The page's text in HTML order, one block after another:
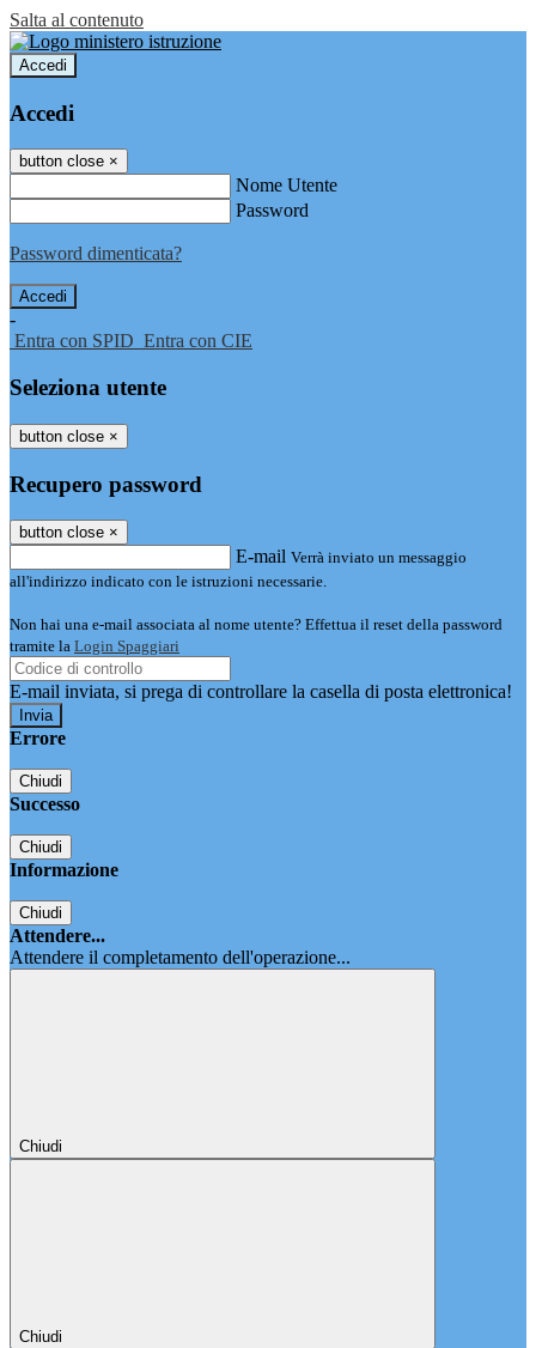
Salta al contenuto
Accedi
Accedi
button close ×
Nome Utente
Password
Password dimenticata?
-
Entra con SPID Entra con CIE
Seleziona utente
button close ×
Recupero password
button close ×
E-mail Verrà inviato un messaggio
all'indirizzo indicato con le istruzioni necessarie.
Non hai una e-mail associata al nome utente? Effettua il reset della password
tramite la Login Spaggiari
E-mail inviata, si prega di controllare la casella di posta elettronica!
Errore
Chiudi
Successo
Chiudi
Informazione
Chiudi
Attendere...
Attendere il completamento dell'operazione...
Chiudi
Chiudi